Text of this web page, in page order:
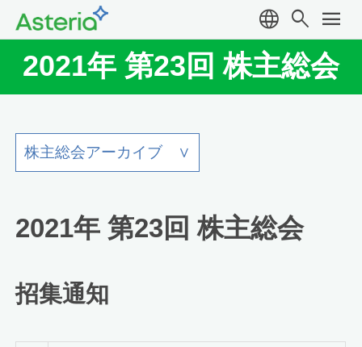
language search menu
2021年 第23回 株主総会
2021年 第23回 株主総会
招集通知